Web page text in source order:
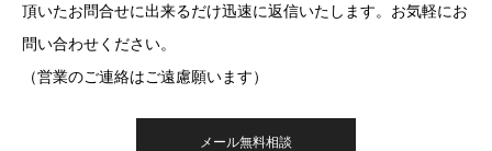
頂いたお問合せに出来るだけ迅速に返信いたします。お気軽にお
問い合わせください。
（営業のご連絡はご遠慮願います）
メール無料相談